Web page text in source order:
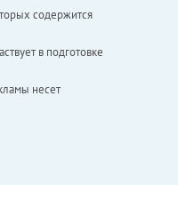
содержится
в подготовке
несет